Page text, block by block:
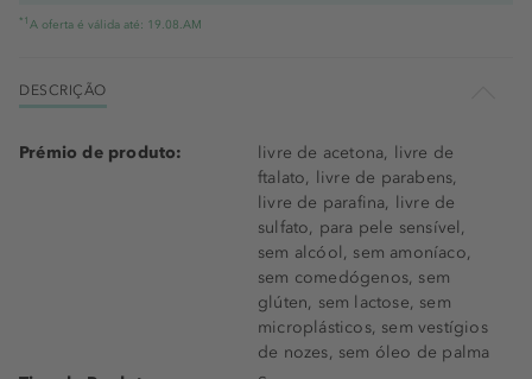
*1 A oferta é válida até: 19.08.AM
DESCRIÇÃO
Prémio de produto:
livre de acetona, livre de
ftalato, livre de parabens,
livre de parafina, livre de
sulfato, para pele sensível,
sem alcóol, sem amoníaco,
sem comedógenos, sem
glúten, sem lactose, sem
microplásticos, sem vestígios
de nozes, sem óleo de palma